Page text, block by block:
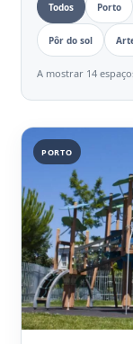
Todos Porto
Pôr do sol
A mostrar 14
PORTO